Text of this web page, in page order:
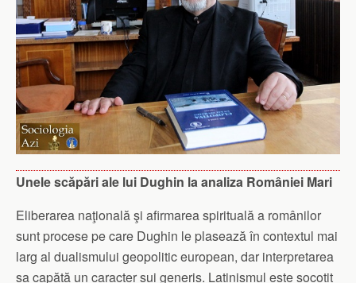
Unele scăpări ale lui Dughin la analiza României Mari
Eliberarea naţională şi afirmarea spirituală a românilor
sunt procese pe care Dughin le plasează în contextul mai
larg al dualismului geopolitic european, dar interpretarea
sa capătă un caracter sui generis. Latinismul este socotit